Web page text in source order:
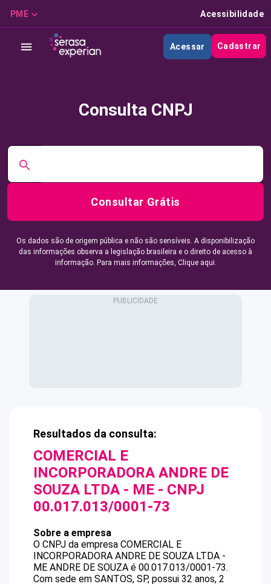
PME Acessibilidade
Acessar Cadastrar
Consulta CNPJ
Consultar Grátis
Os dados são de origem pública e não são sensíveis. A disponibilização
das informações observa a legislação brasileira e o direito de acesso à
informação. Para mais informações, Clique aqui.
Resultados da consulta:
COMERCIAL E
INCORPORADORA ANDRE DE
SOUZA LTDA - ME - CNPJ
00.017.013/0001-73
Sobre a empresa
O CNPJ da empresa COMERCIAL E
INCORPORADORA ANDRE DE SOUZA LTDA -
ME ANDRE DE SOUZA é 00.017.013/0001-73.
Com sede em SANTOS, SP, possui 32 anos, 2